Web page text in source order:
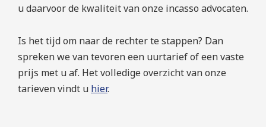
u daarvoor de kwaliteit van onze incasso advocaten.
Is het tijd om naar de rechter te stappen? Dan
spreken we van tevoren een uurtarief of een vaste
prijs met u af. Het volledige overzicht van onze
tarieven vindt u hier.